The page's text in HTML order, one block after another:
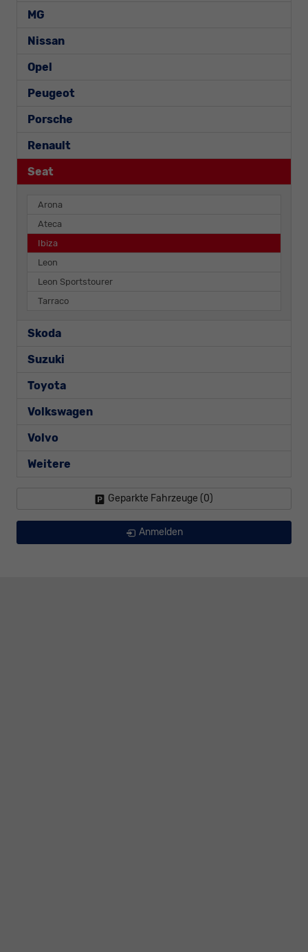
MG
Nissan
Opel
Peugeot
Porsche
Renault
Seat
Arona
Ateca
Ibiza
Leon
Leon Sportstourer
Tarraco
Skoda
Suzuki
Toyota
Volkswagen
Volvo
Weitere
Geparkte Fahrzeuge (0)
Anmelden